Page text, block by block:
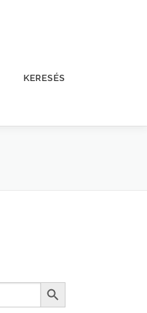
KERESÉS
Search Button